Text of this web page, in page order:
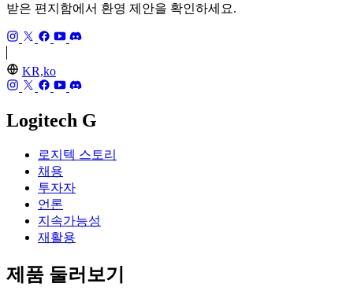
받은 편지함에서 환영 제안을 확인하세요.
KR,ko
Logitech G
로지텍 스토리
채용
투자자
언론
지속가능성
재활용
제품 둘러보기